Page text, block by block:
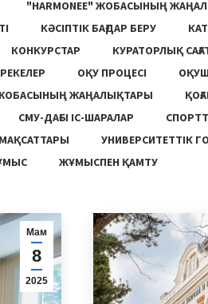
"HARMONEE" ЖОБАСЫНЫҢ
КӘСІПТІК БАҒДАР БЕРУ
КОНКУРСТАР
КУРАТОРЛЫҚ
ОҚУ ПРОЦЕСІ
ЖОБАСЫНЫҢ ЖАҢАЛЫҚТАРЫ
СМУ-ДАҒЫ ІС-ШАРАЛАР
УНИВЕРСИТЕТТІК
ЖҰМЫСПЕН ҚАМТУ
Мам
8
2025